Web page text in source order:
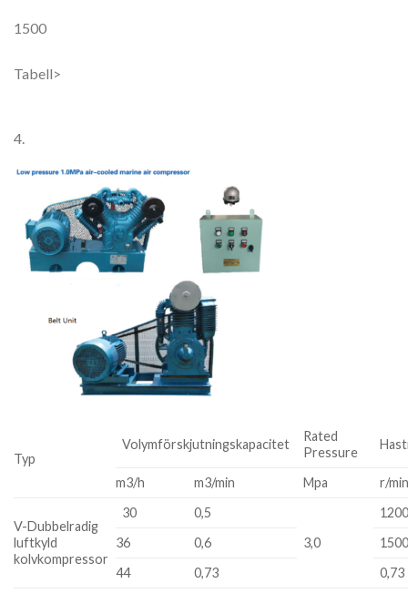
1500
Tabell>
4.
Typ
Volymförskjutningskapacitet
Rated
Pressure
m3/h m3/min Mpa r/
V-Dubbelradig
luftkyld
kolvkompressor
30
0,5
3,0
36
0,6
44
0,73 0,73